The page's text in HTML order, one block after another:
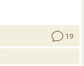
19